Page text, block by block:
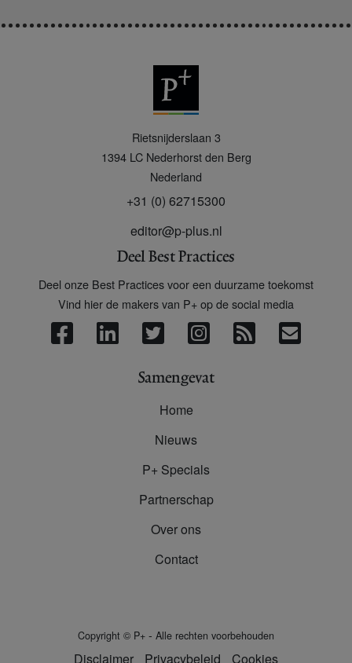
Rietsnijderslaan 3
1394 LC Nederhorst den Berg
Nederland
+31 (0) 62715300
editor@p-plus.nl
Deel Best Practices
Deel onze Best Practices voor een duurzame toekomst
Vind hier de makers van P+ op de social media
Samengevat
Home
Nieuws
P+ Specials
Partnerschap
Over ons
Contact
Copyright © P+ - Alle rechten voorbehouden
Disclaimer Privacybeleid Cookies